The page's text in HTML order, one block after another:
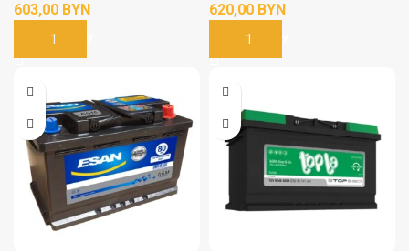
BYN
В КОРЗИНУ
BYN
В КОРЗИНУ